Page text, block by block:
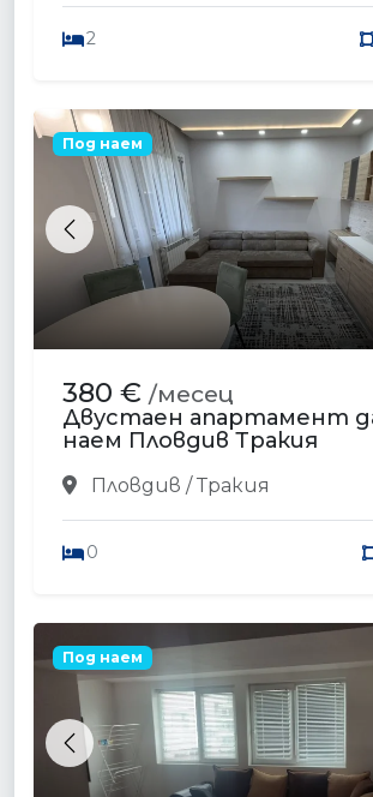
2
Previous
Под наем
380 € /месец
Двустаен апартамент
наем Пловдив Тракия
Пловдив / Тракия
0
Previous
Под наем